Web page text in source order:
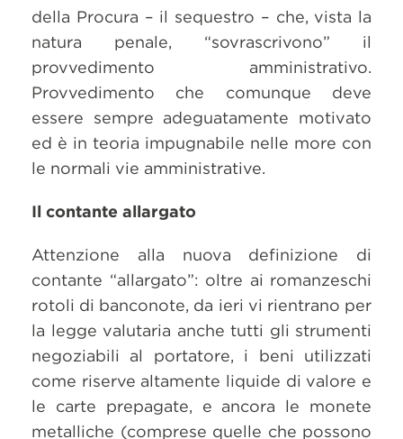
della Procura – il sequestro – che, vista la
natura penale, “sovrascrivono” il
provvedimento amministrativo.
Provvedimento che comunque deve
essere sempre adeguatamente motivato
ed è in teoria impugnabile nelle more con
le normali vie amministrative.
Il contante allargato
Attenzione alla nuova definizione di
contante “allargato”: oltre ai romanzeschi
rotoli di banconote, da ieri vi rientrano per
la legge valutaria anche tutti gli strumenti
negoziabili al portatore, i beni utilizzati
come riserve altamente liquide di valore e
le carte prepagate, e ancora le monete
metalliche (comprese quelle che possono